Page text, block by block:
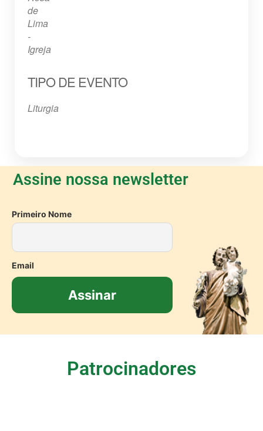
de
Lima
-
Igreja
TIPO DE EVENTO
Liturgia
Assine nossa newsletter
Primeiro Nome
Email
Patrocinadores